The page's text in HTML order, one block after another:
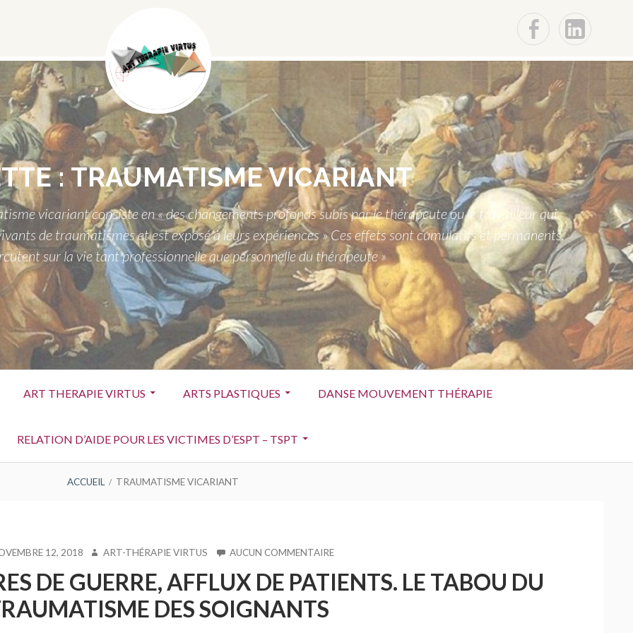
F Lin
:TRAUMATISME VICARIANT
vicariant consiste en « des changements profonds subis par le thérapeute ou le travailleur qui
de traumatismes et est exposé à leurs expériences » Ces effets sont cumulatifs et permanents,
sur la vie tant professionnelle que personnelle du thérapeute »
ART THERAPIE VIRTUS ARTS PLASTIQUES DANSE MOUVEMENT THÉRAPIE
RELATION D’AIDE POUR LES VICTIMES D’ESPT – TSPT
ACCUEIL TRAUMATISME VICARIANT
12, 2018 AUTEUR
ART-THÉRAPIE VIRTUS AUCUN COMMENTAIRESUR
BLESSURES
DE GUERRE, AFFLUX DE PATIENTS. LE TABOU DU
DES SOIGNANTS